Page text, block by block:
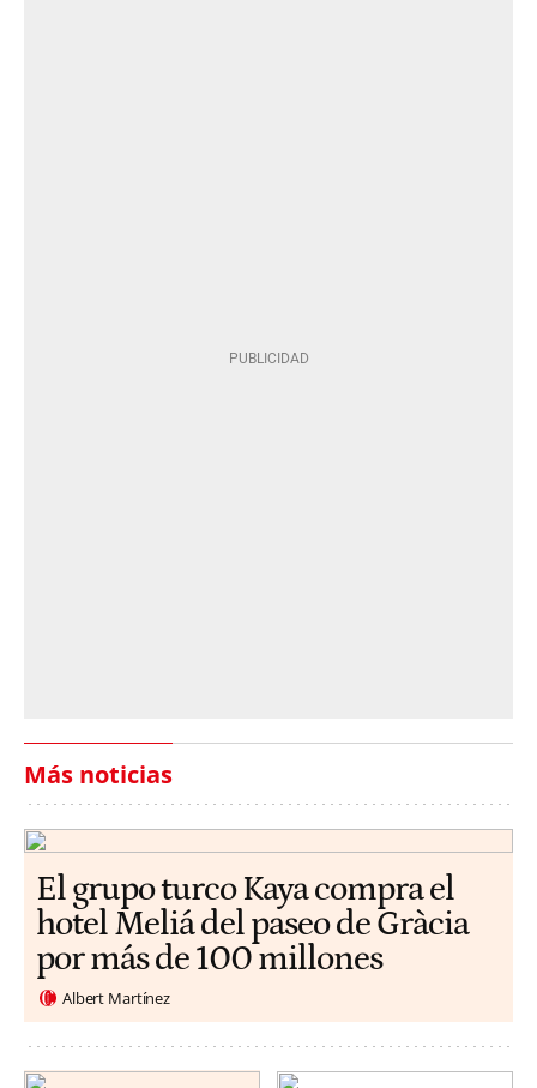
Más noticias
El grupo turco Kaya compra el
hotel Meliá del paseo de Gràcia
por más de 100 millones
Albert Martínez